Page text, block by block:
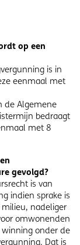
op een
is in
eenmaal met
de Algemene
bedraagt
met 8
gevolgd?
is van
indien sprake is
nadeliger
omwonenden
winning onder de
Dat is